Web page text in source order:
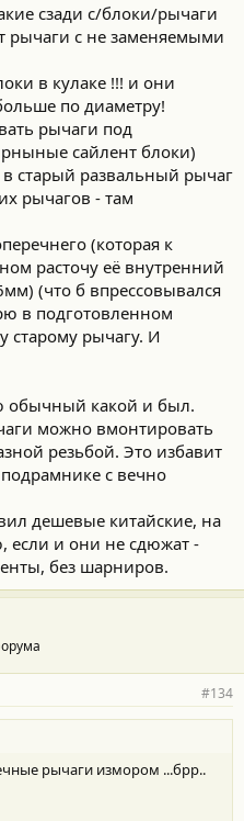
сзади с/блоки/рычаги
рычаги с не заменяемыми
в кулаке !!! и они
по диаметру!
рычаги под
сайлент блоки)
в старый развальный рычаг
рычагов - там
(которая к
расточу её внутренний
(что б впрессовывался
в подготовленном
старому рычагу. И
обычный какой и был.
можно вмонтировать
резьбой. Это избавит
с вечно
дешевые китайские, на
если и они не сдюжат -
без шарниров.
#134
рычаги измором ...брр..